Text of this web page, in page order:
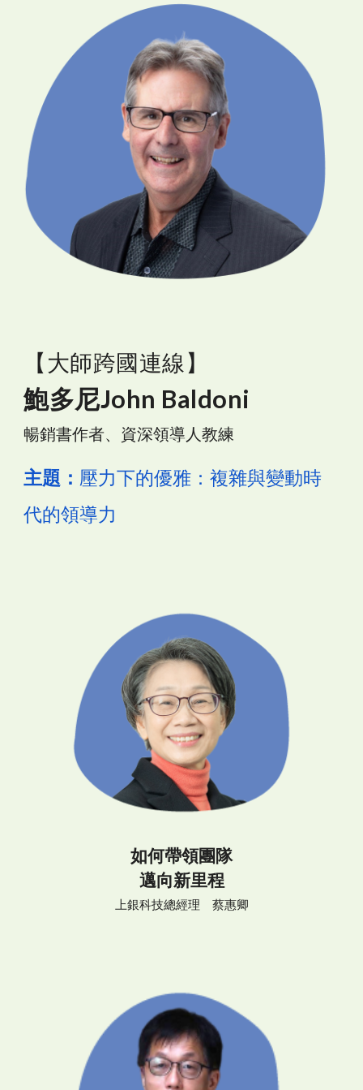
【 大師跨國連線】
鮑多尼John Baldoni
暢銷書作者、資深領導人教練
主題： 壓力下的優雅：複雜與變動時
代的領導力
如何帶領團隊
邁向新里程
上銀科技總經理 蔡惠卿